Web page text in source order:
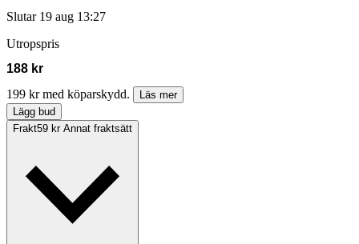
Slutar 19 aug 13:27
Utropspris
188 kr
199 kr med köparskydd.
Läs mer
Lägg bud
Frakt59 kr Annat fraktsätt